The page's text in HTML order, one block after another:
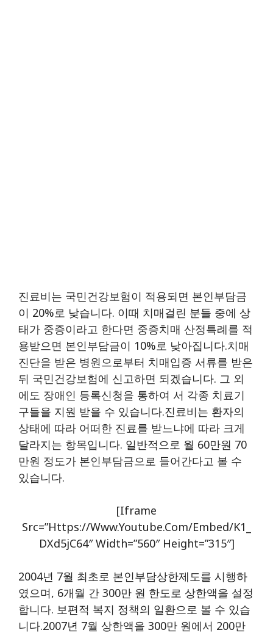
진료비는 국민건강보험이 적용되면 본인부담금
이 20%로 낮습니다. 이때 치매걸린 분들 중에 상
태가 중증이라고 한다면 중증치매 산정특례를 적
용받으면 본인부담금이 10%로 낮아집니다.치매
진단을 받은 병원으로부터 치매입증 서류를 받은
뒤 국민건강보험에 신고하면 되겠습니다. 그 외
에도 장애인 등록신청을 통하여 서 각종 치료기
구들을 지원 받을 수 있습니다.진료비는 환자의
상태에 따라 어떠한 진료를 받느냐에 따라 크게
달라지는 항목입니다. 일반적으로 월 60만원 70
만원 정도가 본인부담금으로 들어간다고 볼 수
있습니다.
[iframe
Src=”https://www.youtube.com/embed/K1_
DXd5jC64″ Width=”560″ Height=”315″]
2004년 7월 최초로 본인부담상한제도를 시행하
였으며, 6개월 간 300만 원 한도로 상한액을 설정
합니다. 보편적 복지 정책의 일환으로 볼 수 있습
니다.2007년 7월 상한액을 300만 원에서 200만